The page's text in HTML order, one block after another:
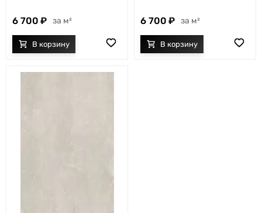
6 700 м² 6 700 м²